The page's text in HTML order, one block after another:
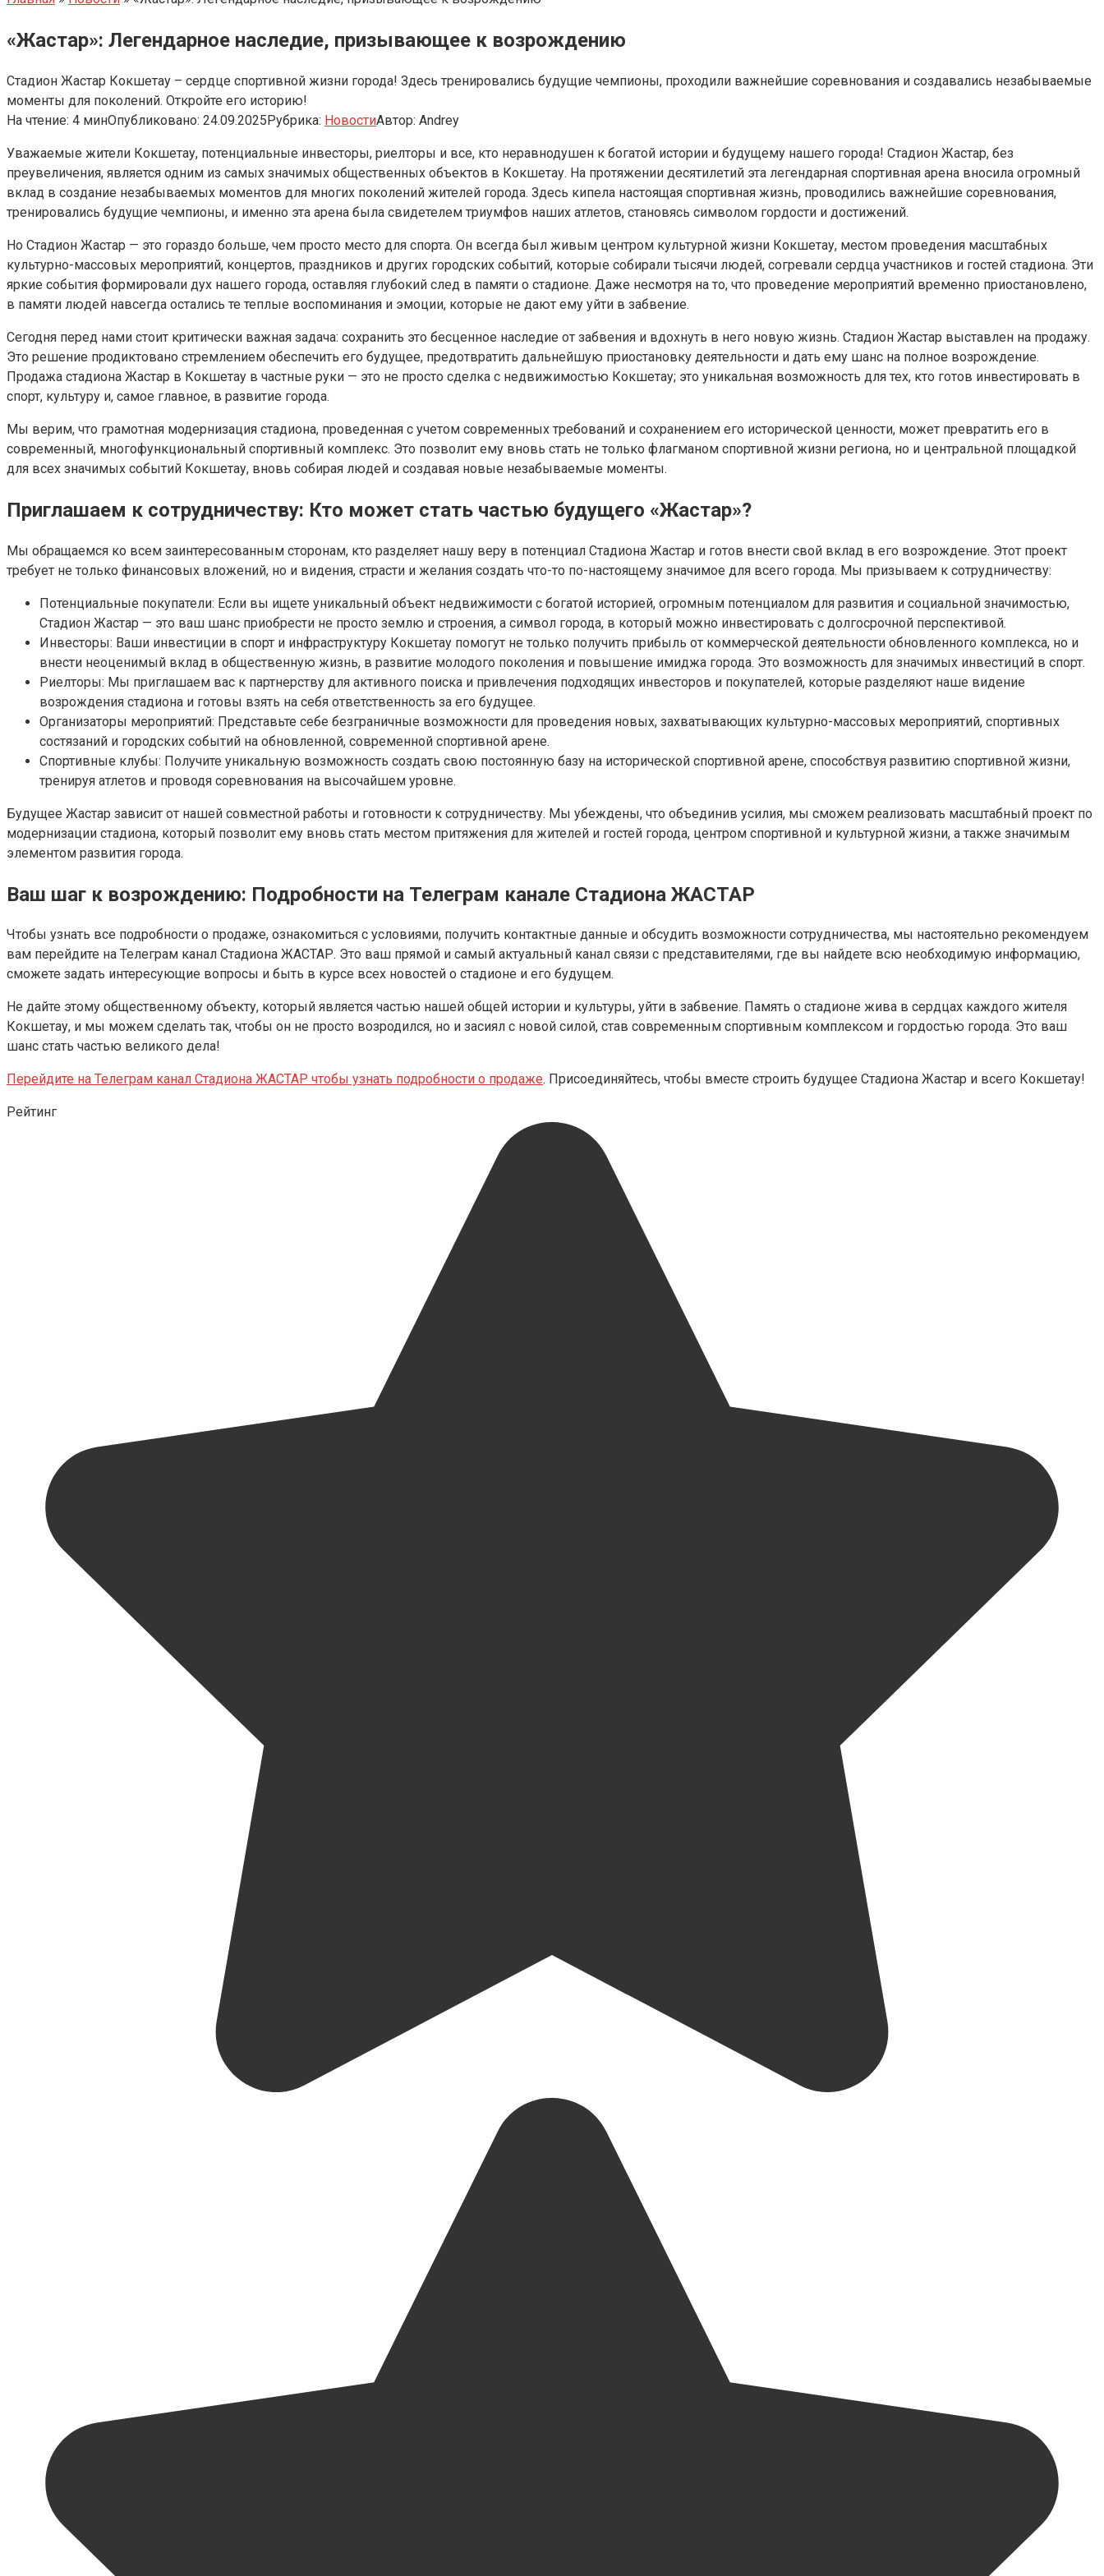
«Жастар»: Легендарное наследие, призывающее к возрождению
Стадион Жастар Кокшетау – сердце спортивной жизни города! Здесь тренировались будущие чемпионы, проходили важнейшие соревнования и создавались незабываемые
моменты для поколений. Откройте его историю!
На чтение: 4 минОпубликовано: 24.09.2025Рубрика: НовостиАвтор: Andrey
Уважаемые жители Кокшетау, потенциальные инвесторы, риелторы и все, кто неравнодушен к богатой истории и будущему нашего города! Стадион Жастар, без
преувеличения, является одним из самых значимых общественных объектов в Кокшетау. На протяжении десятилетий эта легендарная спортивная арена вносила огромный
вклад в создание незабываемых моментов для многих поколений жителей города. Здесь кипела настоящая спортивная жизнь, проводились важнейшие соревнования,
тренировались будущие чемпионы, и именно эта арена была свидетелем триумфов наших атлетов, становясь символом гордости и достижений.
Но Стадион Жастар — это гораздо больше, чем просто место для спорта. Он всегда был живым центром культурной жизни Кокшетау, местом проведения масштабных
культурно-массовых мероприятий, концертов, праздников и других городских событий, которые собирали тысячи людей, согревали сердца участников и гостей стадиона. Эти
яркие события формировали дух нашего города, оставляя глубокий след в памяти о стадионе. Даже несмотря на то, что проведение мероприятий временно приостановлено,
в памяти людей навсегда остались те теплые воспоминания и эмоции, которые не дают ему уйти в забвение.
Сегодня перед нами стоит критически важная задача: сохранить это бесценное наследие от забвения и вдохнуть в него новую жизнь. Стадион Жастар выставлен на продажу.
Это решение продиктовано стремлением обеспечить его будущее, предотвратить дальнейшую приостановку деятельности и дать ему шанс на полное возрождение.
Продажа стадиона Жастар в Кокшетау в частные руки — это не просто сделка с недвижимостью Кокшетау; это уникальная возможность для тех, кто готов инвестировать в
спорт, культуру и, самое главное, в развитие города.
Мы верим, что грамотная модернизация стадиона, проведенная с учетом современных требований и сохранением его исторической ценности, может превратить его в
современный, многофункциональный спортивный комплекс. Это позволит ему вновь стать не только флагманом спортивной жизни региона, но и центральной площадкой
для всех значимых событий Кокшетау, вновь собирая людей и создавая новые незабываемые моменты.
Приглашаем к сотрудничеству: Кто может стать частью будущего «Жастар»?
Мы обращаемся ко всем заинтересованным сторонам, кто разделяет нашу веру в потенциал Стадиона Жастар и готов внести свой вклад в его возрождение. Этот проект
требует не только финансовых вложений, но и видения, страсти и желания создать что-то по-настоящему значимое для всего города. Мы призываем к сотрудничеству:
Потенциальные покупатели: Если вы ищете уникальный объект недвижимости с богатой историей, огромным потенциалом для развития и социальной значимостью,
Стадион Жастар — это ваш шанс приобрести не просто землю и строения, а символ города, в который можно инвестировать с долгосрочной перспективой.
Инвесторы: Ваши инвестиции в спорт и инфраструктуру Кокшетау помогут не только получить прибыль от коммерческой деятельности обновленного комплекса, но и
внести неоценимый вклад в общественную жизнь, в развитие молодого поколения и повышение имиджа города. Это возможность для значимых инвестиций в спорт.
Риелторы: Мы приглашаем вас к партнерству для активного поиска и привлечения подходящих инвесторов и покупателей, которые разделяют наше видение
возрождения стадиона и готовы взять на себя ответственность за его будущее.
Организаторы мероприятий: Представьте себе безграничные возможности для проведения новых, захватывающих культурно-массовых мероприятий, спортивных
состязаний и городских событий на обновленной, современной спортивной арене.
Спортивные клубы: Получите уникальную возможность создать свою постоянную базу на исторической спортивной арене, способствуя развитию спортивной жизни,
тренируя атлетов и проводя соревнования на высочайшем уровне.
Будущее Жастар зависит от нашей совместной работы и готовности к сотрудничеству. Мы убеждены, что объединив усилия, мы сможем реализовать масштабный проект по
модернизации стадиона, который позволит ему вновь стать местом притяжения для жителей и гостей города, центром спортивной и культурной жизни, а также значимым
элементом развития города.
Ваш шаг к возрождению: Подробности на Телеграм канале Стадиона ЖАСТАР
Чтобы узнать все подробности о продаже, ознакомиться с условиями, получить контактные данные и обсудить возможности сотрудничества, мы настоятельно рекомендуем
вам перейдите на Телеграм канал Стадиона ЖАСТАР. Это ваш прямой и самый актуальный канал связи с представителями, где вы найдете всю необходимую информацию,
сможете задать интересующие вопросы и быть в курсе всех новостей о стадионе и его будущем.
Не дайте этому общественному объекту, который является частью нашей общей истории и культуры, уйти в забвение. Память о стадионе жива в сердцах каждого жителя
Кокшетау, и мы можем сделать так, чтобы он не просто возродился, но и засиял с новой силой, став современным спортивным комплексом и гордостью города. Это ваш
шанс стать частью великого дела!
Перейдите на Телеграм канал Стадиона ЖАСТАР чтобы узнать подробности о продаже. Присоединяйтесь, чтобы вместе строить будущее Стадиона Жастар и всего Кокшетау!
Рейтинг